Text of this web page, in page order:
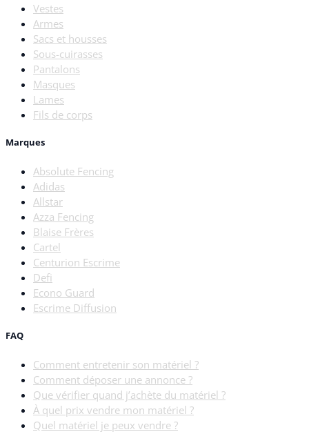
Vestes
Armes
Sacs et housses
Sous-cuirasses
Pantalons
Masques
Lames
Fils de corps
Marques
Absolute Fencing
Adidas
Allstar
Azza Fencing
Blaise Frères
Cartel
Centurion Escrime
Defi
Econo Guard
Escrime Diffusion
FAQ
Comment entretenir son matériel ?
Comment déposer une annonce ?
Que vérifier quand j’achète du matériel ?
À quel prix vendre mon matériel ?
Quel matériel je peux vendre ?